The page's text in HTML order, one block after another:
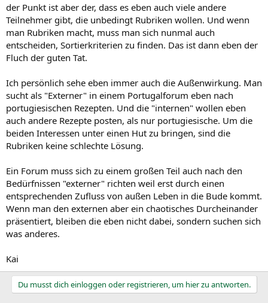
der Punkt ist aber der, dass es eben auch viele andere
Teilnehmer gibt, die unbedingt Rubriken wollen. Und wenn
man Rubriken macht, muss man sich nunmal auch
entscheiden, Sortierkriterien zu finden. Das ist dann eben der
Fluch der guten Tat.
Ich persönlich sehe eben immer auch die Außenwirkung. Man
sucht als "Externer" in einem Portugalforum eben nach
portugiesischen Rezepten. Und die "internen" wollen eben
auch andere Rezepte posten, als nur portugiesische. Um die
beiden Interessen unter einen Hut zu bringen, sind die
Rubriken keine schlechte Lösung.
Ein Forum muss sich zu einem großen Teil auch nach den
Bedürfnissen "externer" richten weil erst durch einen
entsprechenden Zufluss von außen Leben in die Bude kommt.
Wenn man den externen aber ein chaotisches Durcheinander
präsentiert, bleiben die eben nicht dabei, sondern suchen sich
was anderes.
Kai
Du musst dich einloggen oder registrieren, um hier zu antworten.